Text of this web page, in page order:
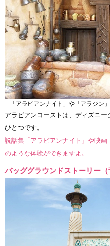
「アラビアンナイト」や「アラジン
アラビアンコーストは、ディズニ
ひとつです。
説話集「アラビアンナイト」や映
のような体験ができますよ。
バッググラウンドストーリー（